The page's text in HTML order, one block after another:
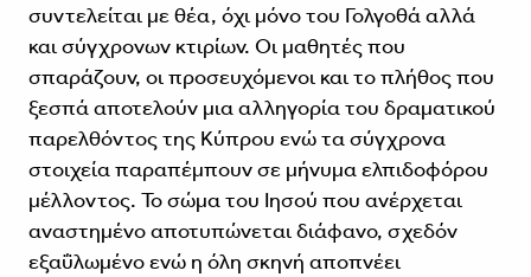
συντελείται με θέα, όχι μόνο του Γολγοθά αλλά
και σύγχρονων κτιρίων. Οι μαθητές που
σπαράζουν, οι προσευχόμενοι και το πλήθος που
ξεσπά αποτελούν μια αλληγορία του δραματικού
παρελθόντος της Κύπρου ενώ τα σύγχρονα
στοιχεία παραπέμπουν σε μήνυμα ελπιδοφόρου
μέλλοντος. Το σώμα του Ιησού που ανέρχεται
αναστημένο αποτυπώνεται διάφανο, σχεδόν
εξαΰλωμένο ενώ η όλη σκηνή αποπνέει